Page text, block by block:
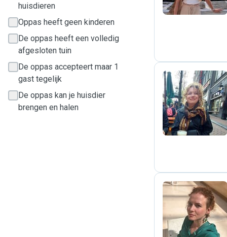
huisdieren
Oppas heeft geen kinderen
De oppas heeft een volledig
afgesloten tuin
De oppas accepteert maar 1
gast tegelijk
De oppas kan je huisdier
brengen en halen
D
A